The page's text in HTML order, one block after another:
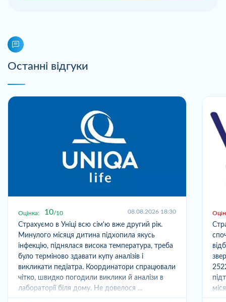
Останні відгуки
Оцінка: 10 10 08.08.2026 18:30
Страхуємо в Уніці всю сім'ю вже другий рік.
Минулого місяця дитина підхопила якусь
інфекцію, піднялася висока температура, треба
було терміново здавати купу аналізів і
викликати педіатра. Координатори спрацювали
чітко, швидко погодили виклики й аналізи в
лабораторії біля дому. Не довелося ...